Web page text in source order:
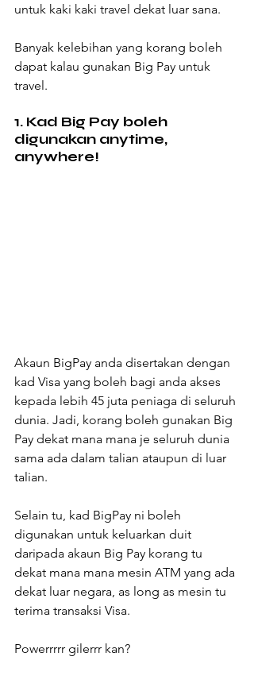
untuk kaki kaki travel dekat luar sana.
Banyak kelebihan yang korang boleh
dapat kalau gunakan Big Pay untuk
travel.
1. Kad Big Pay boleh
digunakan anytime,
anywhere!
Akaun BigPay anda disertakan dengan
kad Visa yang boleh bagi anda akses
kepada lebih 45 juta peniaga di seluruh
dunia. Jadi, korang boleh gunakan Big
Pay dekat mana mana je seluruh dunia
sama ada dalam talian ataupun di luar
talian.
Selain tu, kad BigPay ni boleh
digunakan untuk keluarkan duit
daripada akaun Big Pay korang tu
dekat mana mana mesin ATM yang ada
dekat luar negara, as long as mesin tu
terima transaksi Visa.
Powerrrrr gilerrr kan?